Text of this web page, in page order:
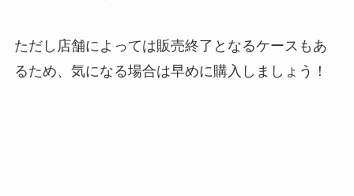
ただし店舗によっては販売終了となるケースもあ
るため、気になる場合は早めに購入しましょう！